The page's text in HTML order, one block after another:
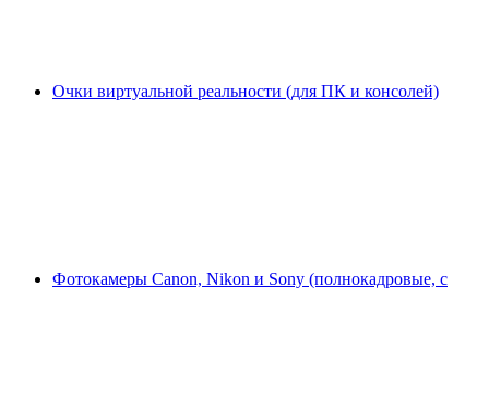
Очки виртуальной реальности (для ПК и консолей)
Фотокамеры Canon, Nikon и Sony (полнокадровые, с